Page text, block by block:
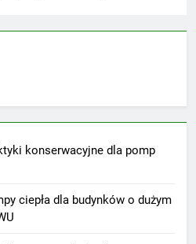
konserwacyjne dla pomp
ciepła dla budynków o dużym